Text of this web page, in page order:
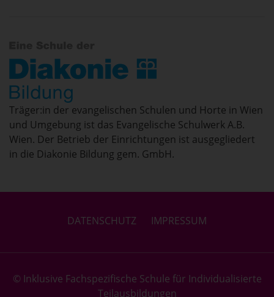
Träger:in der evangelischen Schulen und Horte in Wien
und Umgebung ist das Evangelische Schulwerk A.B.
Wien. Der Betrieb der Einrichtungen ist ausgegliedert
in die Diakonie Bildung gem. GmbH.
© Inklusive Fachspezifische Schule für Individualisierte
Teilausbildungen
DATENSCHUTZ IMPRESSUM